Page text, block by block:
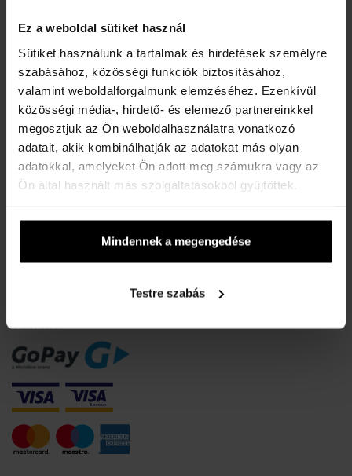
Ez a weboldal sütiket használ
Sütiket használunk a tartalmak és hirdetések személyre
szabásához, közösségi funkciók biztosításához,
valamint weboldalforgalmunk elemzéséhez. Ezenkívül
közösségi média-, hirdető- és elemező partnereinkkel
megosztjuk az Ön weboldalhasználatra vonatkozó
adatait, akik kombinálhatják az adatokat más olyan
adatokkal, amelyeket Ön adott meg számukra vagy az
Ön által használt más szolgáltatásokból gyűjtöttek.
Mindennek a megengedése
Testre szabás
Szállítási információk
Mikor kapom meg a megrendelt árut?
Miért a Koku.hu?
Teszter parfüm jelentése
A karórák vízállósága
Gyakori kérdések
Csak eredeti termékek
Szerződéstől való elállás
Sütik beleegyezésének módosítása
FIZETÉSI INFORMÁCIÓK
Utánvéttel